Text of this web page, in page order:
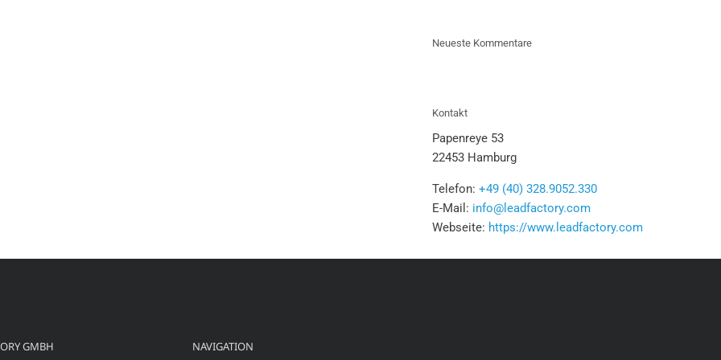
Neueste Kommentare
Kontakt
Papenreye 53
22453 Hamburg
Telefon:+49 (40) 328.9052.330
E-Mail: info@leadfactory.com
Webseite: https://www.leadfactory.com
GMBH NAVIGATION